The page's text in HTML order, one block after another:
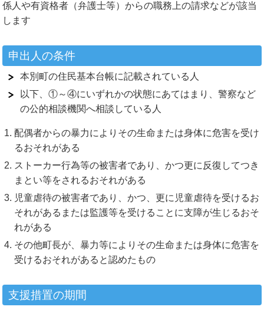
係人や有資格者（弁護士等）からの職務上の請求などが該当
します
申出人の条件
本別町の住民基本台帳に記載されている人
以下、①～④にいずれかの状態にあてはまり、警察など
の公的相談機関へ相談している人
配偶者からの暴力によりその生命または身体に危害を受け
るおそれがある
ストーカー行為等の被害者であり、かつ更に反復してつき
まとい等をされるおそれがある
児童虐待の被害者であり、かつ、更に児童虐待を受けるお
それがあるまたは監護等を受けることに支障が生じるおそ
れがある
その他町長が、暴力等によりその生命または身体に危害を
受けるおそれがあると認めたもの
支援措置の期間